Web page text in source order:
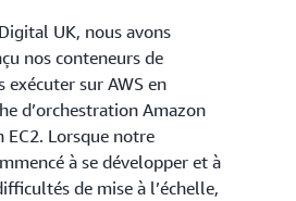
UK, nous avons
nos conteneurs de
exécuter sur AWS en
d’orchestration Amazon
EC2. Lorsque notre
à se développer et à
de mise à l’échelle,